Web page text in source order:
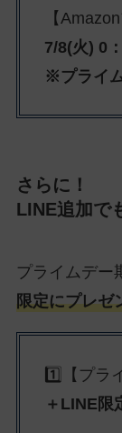
【
7/8(火) 0
※プライ
さらに！
LINE追加で
プライムデー
限定にプレゼ
1️⃣【プラ
＋LINE限